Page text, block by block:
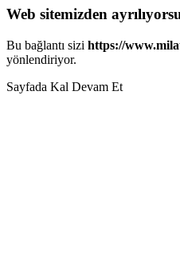
Web sitemizden
Bu bağlantı sizi https://
yönlendiriyor.
Sayfada Kal Devam Et